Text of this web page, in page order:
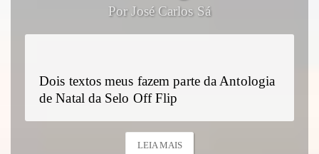
Por José Carlos Sá
Dois textos meus fazem parte da Antologia
de Natal da Selo Off Flip
LEIA MAIS